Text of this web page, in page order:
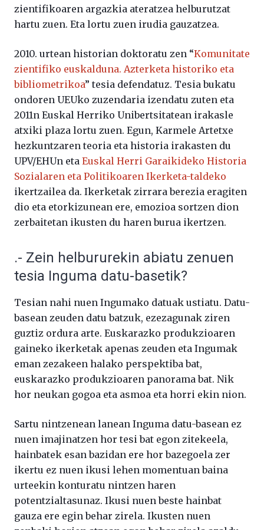
zientifikoaren argazkia ateratzea helburutzat
hartu zuen. Eta lortu zuen irudia gauzatzea.
2010. urtean historian doktoratu zen “Komunitate
zientifiko euskalduna. Azterketa historiko eta
bibliometrikoa” tesia defendatuz. Tesia bukatu
ondoren UEUko zuzendaria izendatu zuten eta
2011n Euskal Herriko Unibertsitatean irakasle
atxiki plaza lortu zuen. Egun, Karmele Artetxe
hezkuntzaren teoria eta historia irakasten du
UPV/EHUn eta Euskal Herri Garaikideko Historia
Sozialaren eta Politikoaren Ikerketa-taldeko
ikertzailea da. Ikerketak zirrara berezia eragiten
dio eta etorkizunean ere, emozioa sortzen dion
zerbaitetan ikusten du haren burua ikertzen.
.- Zein helbururekin abiatu zenuen
tesia Inguma datu-basetik?
Tesian nahi nuen Ingumako datuak ustiatu. Datu-
basean zeuden datu batzuk, ezezagunak ziren
guztiz ordura arte. Euskarazko produkzioaren
gaineko ikerketak apenas zeuden eta Ingumak
eman zezakeen halako perspektiba bat,
euskarazko produkzioaren panorama bat. Nik
hor neukan gogoa eta asmoa eta horri ekin nion.
Sartu nintzenean lanean Inguma datu-basean ez
nuen imajinatzen hor tesi bat egon zitekeela,
hainbatek esan bazidan ere hor bazegoela zer
ikertu ez nuen ikusi lehen momentuan baina
urteekin konturatu nintzen haren
potentzialtasunaz. Ikusi nuen beste hainbat
gauza ere egin behar zirela. Ikusten nuen